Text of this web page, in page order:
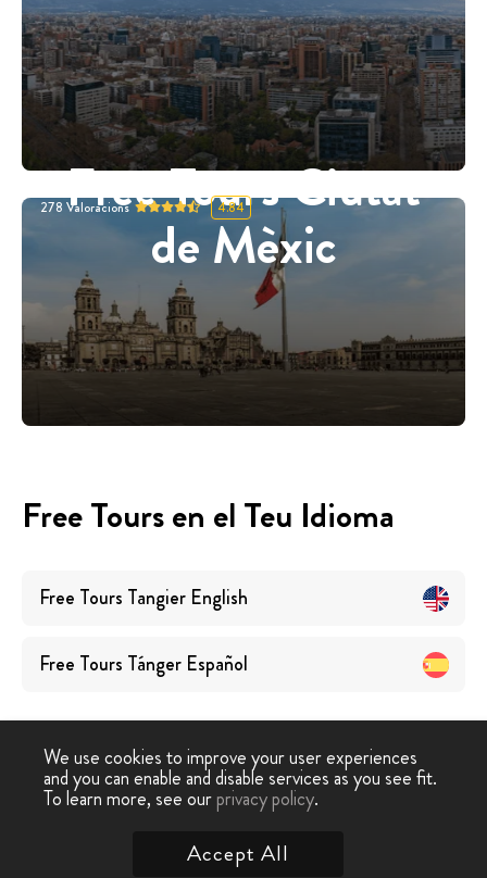
Free Tours Ciutat
de Mèxic
278 Valoracions 4.84
Free Tours en el Teu Idioma
Free Tours Tangier English
Free Tours Tánger Español
Free Tour › Tànger
We use cookies to improve your user experiences
and you can enable and disable services as you see fit.
To learn more, see ourprivacy policy.
Accept All